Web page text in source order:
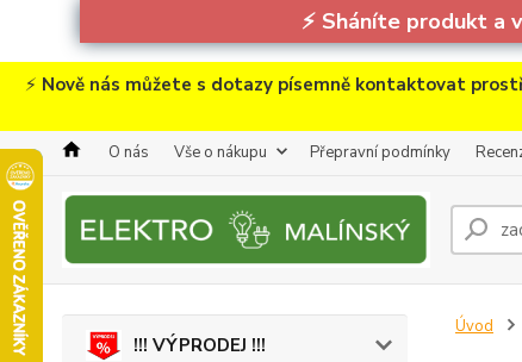
⚡ Sháníte produkt a
⚡ Nově nás můžete s dotazy písemně kontaktovat
O nás Vše o nákupu Přepravní podmínky
!!! VÝPRODEJ !!!
Úvod